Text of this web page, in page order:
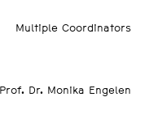
Multiple Coordinators
Prof. Dr. Monika Engelen